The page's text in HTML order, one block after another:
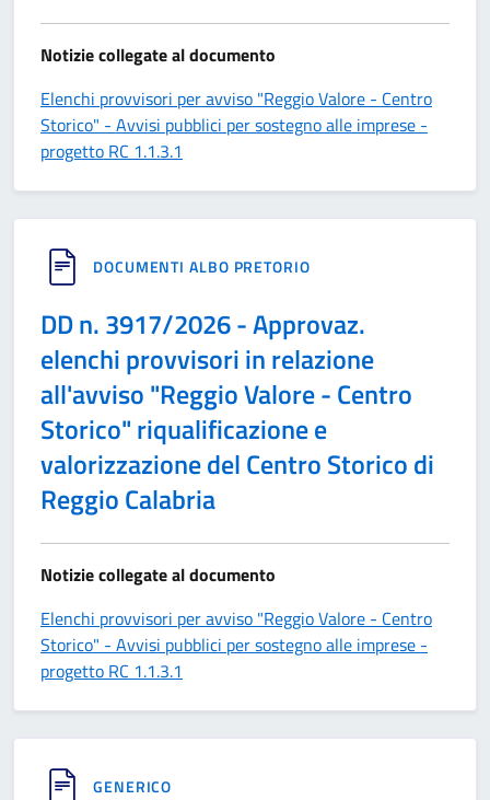
Notizie collegate al documento
Elenchi provvisori per avviso "Reggio Valore - Centro
Storico" - Avvisi pubblici per sostegno alle imprese -
progetto RC 1.1.3.1
DOCUMENTI ALBO PRETORIO
DD n. 3917/2026 - Approvaz.
elenchi provvisori in relazione
all'avviso "Reggio Valore - Centro
Storico" riqualificazione e
valorizzazione del Centro Storico di
Reggio Calabria
Notizie collegate al documento
Elenchi provvisori per avviso "Reggio Valore - Centro
Storico" - Avvisi pubblici per sostegno alle imprese -
progetto RC 1.1.3.1
GENERICO